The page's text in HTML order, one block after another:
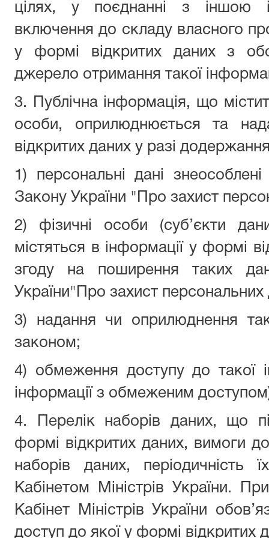
цілях, у поєднанні з іншою
включення до складу власного
у формі відкритих даних з
джерело отримання такої
3. Публічна інформація, що
особи, оприлюднюється та
відкритих даних у разі
1) персональні дані
Закону України "Про захист
2) фізичні особи (суб’єкти
містяться в інформації у формі
згоду на поширення таких
України"Про захист персональних
3) надання чи оприлюднення
законом;
4) обмеження доступу до такої
інформації з обмеженим
4. Перелік наборів даних, що
формі відкритих даних, вимоги
наборів даних, періодичність
Кабінетом Міністрів України.
Кабінет Міністрів України
доступ до якої у формі